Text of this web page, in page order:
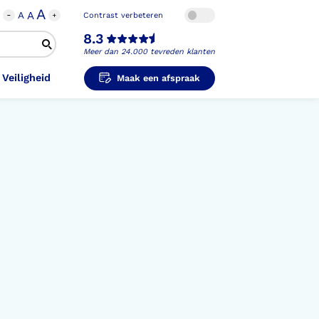
A AA Contrast verbeteren
8.3
Meer dan 24.000 tevreden klanten
Veiligheid Maak een afspraak